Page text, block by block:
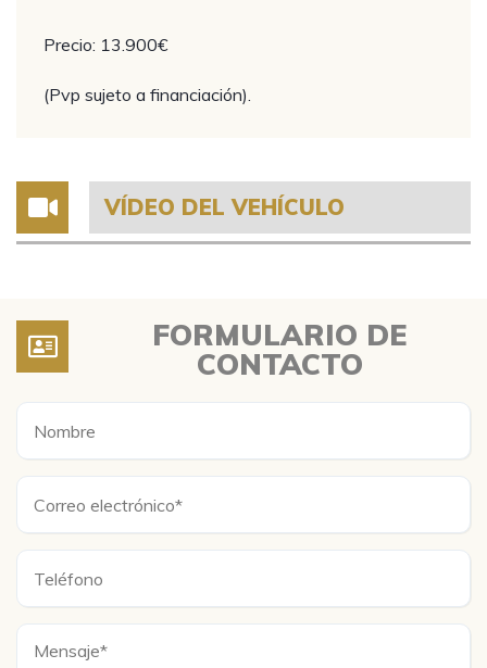
Precio: 13.900€
(Pvp sujeto a financiación).
VÍDEO DEL VEHÍCULO
FORMULARIO DE
CONTACTO